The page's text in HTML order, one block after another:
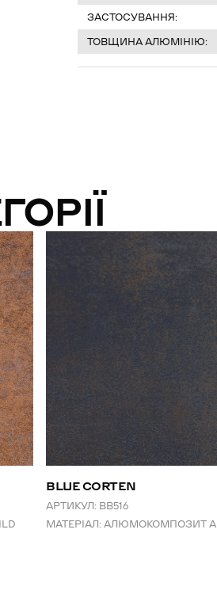
ЗАСТОСУВАННЯ:
ТОВЩИНА АЛЮМІНІЮ:
BLUE CORTEN
АРТИКУЛ: BB516
МАТЕРІАЛ: АЛЮМОКОМПОЗИТ